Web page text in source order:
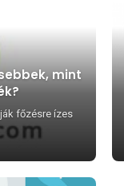
mint
főzésre ízes